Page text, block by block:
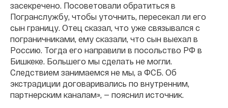
засекречено. Посоветовали обратиться в
Погранслужбу, чтобы уточнить, пересекал ли его
сын границу. Отец сказал, что уже связывался с
пограничниками, ему сказали, что сын выехал в
Россию. Тогда его направили в посольство РФ в
Бишкеке. Большего мы сделать не могли.
Следствием занимаемся не мы, а ФСБ. Об
экстрадиции договаривались по внутренним,
партнерским каналам», — пояснил источник.